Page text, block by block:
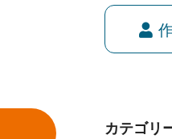
カテゴリ